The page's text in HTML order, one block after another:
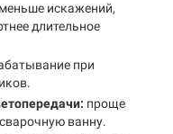
меньше искажений,
длительное
при
проще
ванну.